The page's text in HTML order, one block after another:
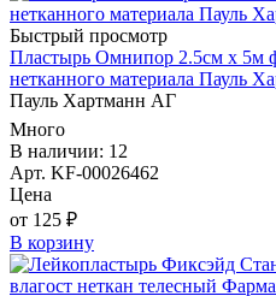
Быстрый просмотр
Пластырь Омнипор 2.5см х 5м
нетканного материала Пауль
Пауль Хартманн AГ
Много
В наличии: 12
Арт. KF-00026462
Цена
от 125 ₽
В корзину